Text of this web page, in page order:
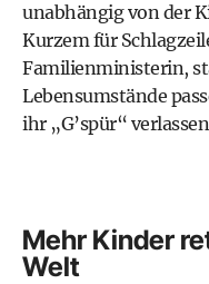
unabhängig von der
Kurzem für
Familienministerin,
Lebensumstände
ihr „G’spür“
Mehr Kinder
Welt